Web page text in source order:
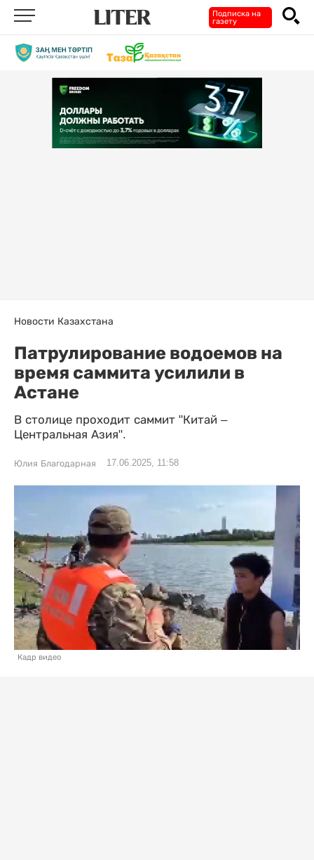
Подписка на
газету
Новости Казахстана
Патрулирование водоемов на
время саммита усилили в
Астане
В столице проходит саммит "Китай –
Центральная Азия".
Юлия Благодарная 17.06.2025, 11:58
Кадр видео